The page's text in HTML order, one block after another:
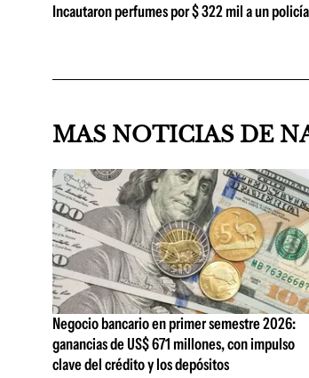
Incautaron perfumes por $ 322 mil a un
MAS NOTICIAS DE
Negocio bancario en primer semestre 2026:
ganancias de US$ 671 millones, con impulso
clave del crédito y los depósitos